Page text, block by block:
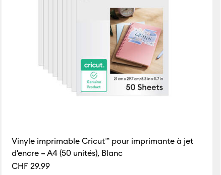
par Compatibilité par machine : Cricut Joy Xtra
Compatibilité par machine : Cricut Maker
par Compatibilité par machine : Cricut Maker 3 & 4
Compatibilité par machine : Cricut Venture
Vinyle imprimable Cricut™ pour imprimante à jet
d'encre – A4 (50 unités), Blanc
CHF 29.99